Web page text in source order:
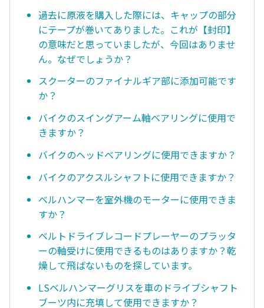
過去に原液を購入した際には、キャップの部分
にテープが巻いてありました。これが【封印】
の意味だと思っていましたが、今回はありませ
ん。なぜでしょうか？
スクーターのファイナルギア部に添加可能です
か？
バイクのスイングアーム軸ベアリングに使用で
きますか？
バイクのヘッドベアリングに使用できますか？
バイクのアクスルシャフトに使用できますか？
ベルハンマーを室外機のモーターに使用できま
すか？
ベルトドライブレコードプレーヤーのプラッタ
ーの軸受けに使用できるものはありますか？乾
燥して飛ばないものを探しています。
LSベルハンマーグリスを車のドライブシャフト
ブーツ内に充填して使用できますか？